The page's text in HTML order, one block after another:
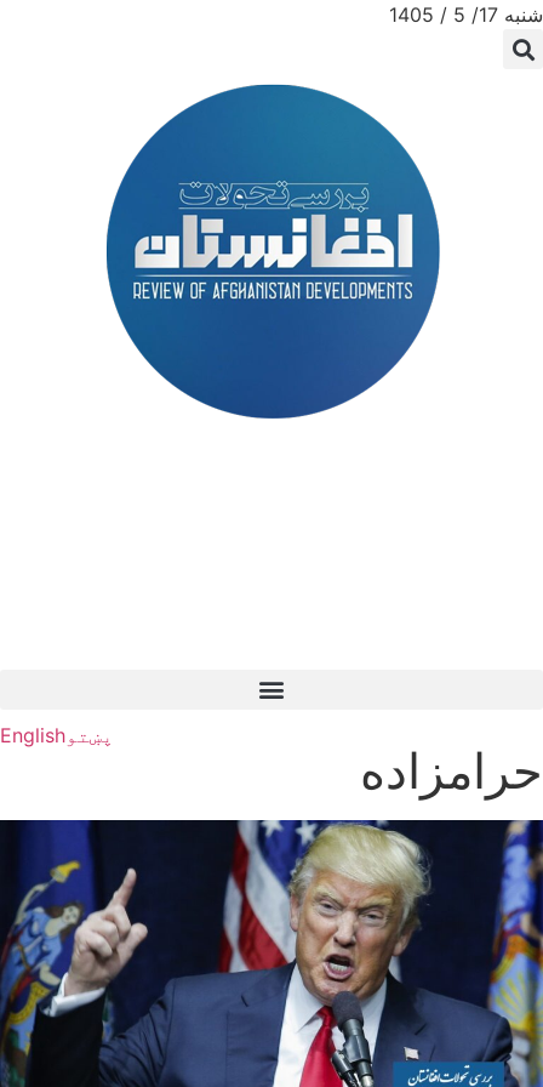
شنبه 17/ 5 / 1405
پښتوEnglish
حرامزاده